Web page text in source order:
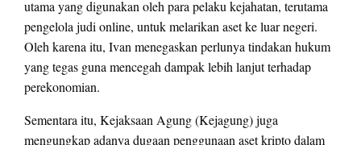
utama yang digunakan oleh para pelaku kejahatan, terutama
pengelola judi online, untuk melarikan aset ke luar negeri.
Oleh karena itu, Ivan menegaskan perlunya tindakan hukum
yang tegas guna mencegah dampak lebih lanjut terhadap
perekonomian.
Sementara itu, Kejaksaan Agung (Kejagung) juga
mengungkap adanya dugaan penggunaan aset kripto dalam